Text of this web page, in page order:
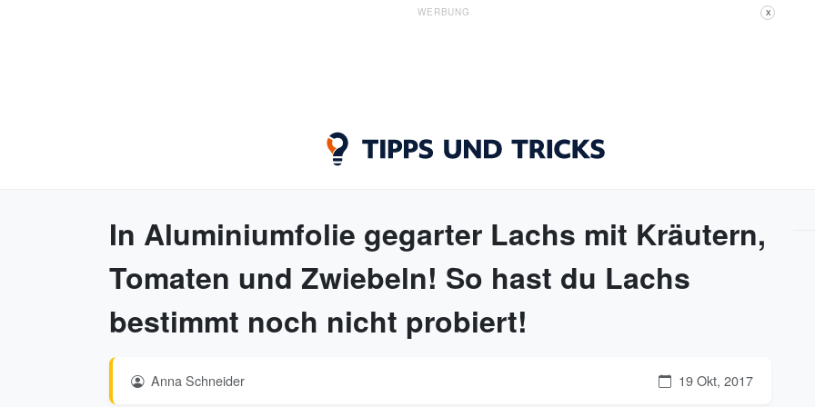
WERBUNG X
In Aluminiumfolie gegarter Lachs mit Kräutern,
Tomaten und Zwiebeln! So hast du Lachs
bestimmt noch nicht probiert!
Anna Schneider 19 Okt, 2017